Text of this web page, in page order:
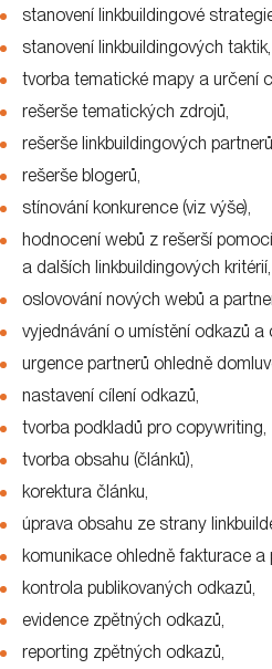
stanovení linkbuildingové
stanovení linkbuildingových taktik,
tvorba tematické mapy a určení
rešerše tematických zdrojů,
rešerše linkbuildingových
rešerše blogerů,
stínování konkurence (viz výše),
hodnocení webů z rešerší
a dalších linkbuildingových kritérií,
oslovování nových webů a
vyjednávání o umístění odkazů a
urgence partnerů ohledně
nastavení cílení odkazů,
tvorba podkladů pro copywriting,
tvorba obsahu (článků),
korektura článku,
úprava obsahu ze strany
komunikace ohledně fakturace a
kontrola publikovaných odkazů,
evidence zpětných odkazů,
reporting zpětných odkazů,